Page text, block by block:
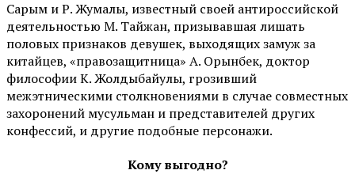
Сарым и Р. Жумалы, известный своей антироссийской
деятельностью М. Тайжан, призывавшая лишать
половых признаков девушек, выходящих замуж за
китайцев, «правозащитница» А. Орынбек, доктор
философии К. Жолдыбайулы, грозивший
межэтническими столкновениями в случае совместных
захоронений мусульман и представителей других
конфессий, и другие подобные персонажи.
Кому выгодно?